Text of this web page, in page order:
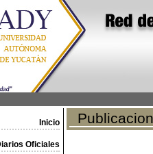
Inicio
Oficiales